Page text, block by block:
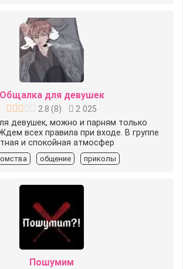
Общалка для девушек
2.8 (8)
2 025
девушек, можно и парням только
всех правила при входе. В группе
и спокойная атмосфер
общение приколы
Пошумим